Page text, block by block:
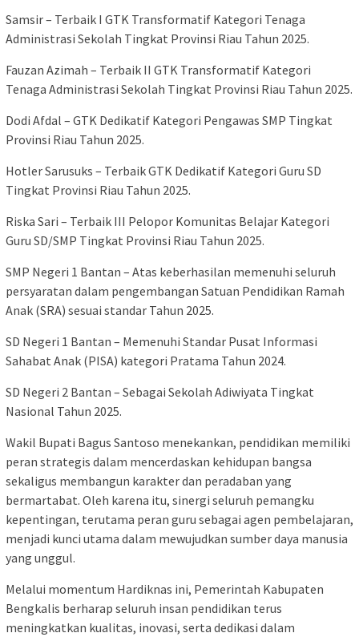
Samsir – Terbaik I GTK Transformatif Kategori Tenaga
Administrasi Sekolah Tingkat Provinsi Riau Tahun 2025.
Fauzan Azimah – Terbaik II GTK Transformatif Kategori
Tenaga Administrasi Sekolah Tingkat Provinsi Riau Tahun 2025.
Dodi Afdal – GTK Dedikatif Kategori Pengawas SMP Tingkat
Provinsi Riau Tahun 2025.
Hotler Sarusuks – Terbaik GTK Dedikatif Kategori Guru SD
Tingkat Provinsi Riau Tahun 2025.
Riska Sari – Terbaik III Pelopor Komunitas Belajar Kategori
Guru SD/SMP Tingkat Provinsi Riau Tahun 2025.
SMP Negeri 1 Bantan – Atas keberhasilan memenuhi seluruh
persyaratan dalam pengembangan Satuan Pendidikan Ramah
Anak (SRA) sesuai standar Tahun 2025.
SD Negeri 1 Bantan – Memenuhi Standar Pusat Informasi
Sahabat Anak (PISA) kategori Pratama Tahun 2024.
SD Negeri 2 Bantan – Sebagai Sekolah Adiwiyata Tingkat
Nasional Tahun 2025.
Wakil Bupati Bagus Santoso menekankan, pendidikan memiliki
peran strategis dalam mencerdaskan kehidupan bangsa
sekaligus membangun karakter dan peradaban yang
bermartabat. Oleh karena itu, sinergi seluruh pemangku
kepentingan, terutama peran guru sebagai agen pembelajaran,
menjadi kunci utama dalam mewujudkan sumber daya manusia
yang unggul.
Melalui momentum Hardiknas ini, Pemerintah Kabupaten
Bengkalis berharap seluruh insan pendidikan terus
meningkatkan kualitas, inovasi, serta dedikasi dalam